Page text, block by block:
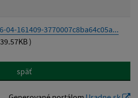
04-161409-3770007c8ba64c05a...
)
späť